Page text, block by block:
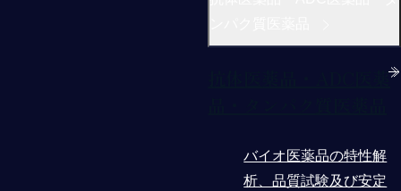
抗体医薬品・ADC医薬
バイオ医薬品の特性解
析、品質試験及び安定